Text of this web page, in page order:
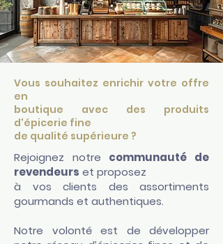
Vous souhaitez enrichir votre offre
en
boutique avec des produits
d'épicerie fine
de qualité supérieure ?
Rejoignez notre communauté de
revendeurs et proposez
à vos clients des assortiments
gourmands et authentiques.
Notre volonté est de développer